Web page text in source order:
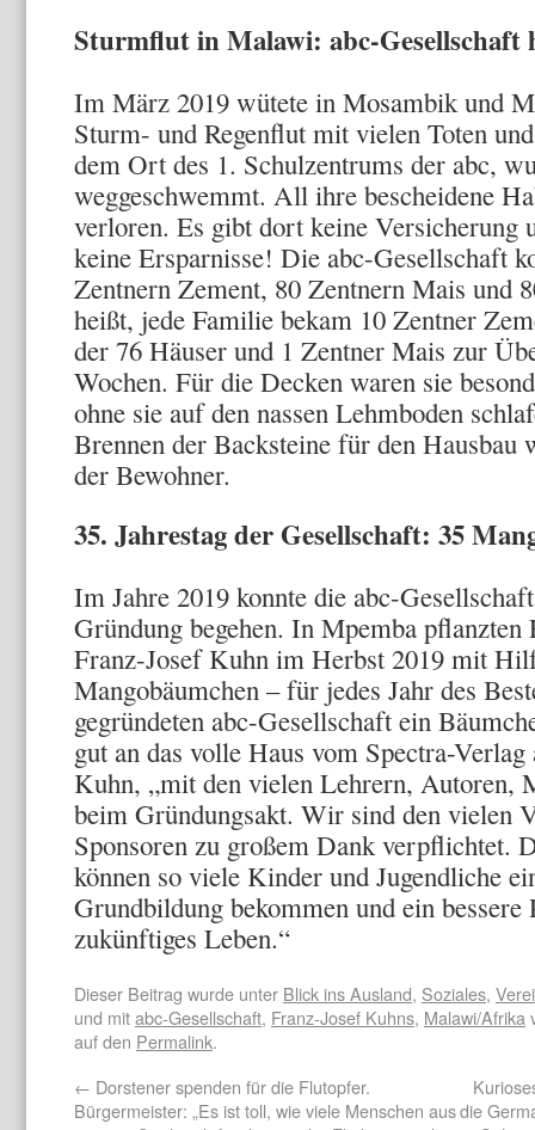
Sturmflut in Malawi: abc-Gesellschaft
Im März 2019 wütete in Mosambik und
Sturm- und Regenflut mit vielen Toten
dem Ort des 1. Schulzentrums der abc,
weggeschwemmt. All ihre bescheidene
verloren. Es gibt dort keine Versicherung
keine Ersparnisse! Die abc-Gesellschaft
Zentnern Zement, 80 Zentnern Mais und
heißt, jede Familie bekam 10 Zentner
der 76 Häuser und 1 Zentner Mais zur
Wochen. Für die Decken waren sie
ohne sie auf den nassen Lehmboden
Brennen der Backsteine für den Hausbau
der Bewohner.
35. Jahrestag der Gesellschaft: 35
Im Jahre 2019 konnte die abc-
Gründung begehen. In Mpemba
Franz-Josef Kuhn im Herbst 2019 mit
Mangobäumchen – für jedes Jahr des
gegründeten abc-Gesellschaft ein
gut an das volle Haus vom Spectra-
Kuhn, „mit den vielen Lehrern, Autoren,
beim Gründungsakt. Wir sind den vielen
Sponsoren zu großem Dank verpflichtet.
können so viele Kinder und Jugendliche
Grundbildung bekommen und ein
zukünftiges Leben.“
Dieser Beitrag wurde unter Blick ins Ausland, Soziales,
und mitabc-Gesellschaft, Franz-Josef Kuhns, Malawi/Afrika
auf den Permalink.
← Dorstener spenden für die Flutopfer.
Bürgermeister: „Es ist toll, wie viele Menschen ausdie